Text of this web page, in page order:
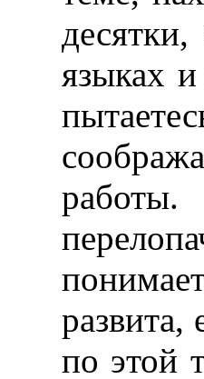
языках
развита,
по этой